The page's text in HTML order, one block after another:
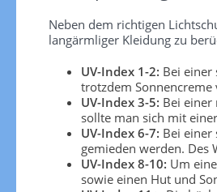
Neben dem richtigen
langärmliger Kleidung zu
UV-Index 1-2: Bei einer
trotzdem Sonnencreme
UV-Index 3-5: Bei einer
sollte man sich mit
UV-Index 6-7: Bei einer
gemieden werden. Des
UV-Index 8-10: Um
sowie einen Hut und